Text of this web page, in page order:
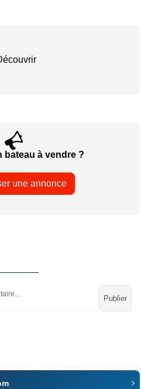
bateau à vendre ?
une annonce